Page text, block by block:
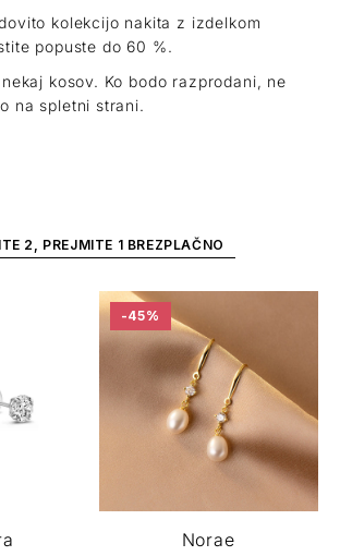
kolekcijo nakita z izdelkom
popuste do 60 %.
kosov. Ko bodo razprodani, ne
na spletni strani.
2, PREJMITE 1 BREZPLAČNO
-45%
Norae